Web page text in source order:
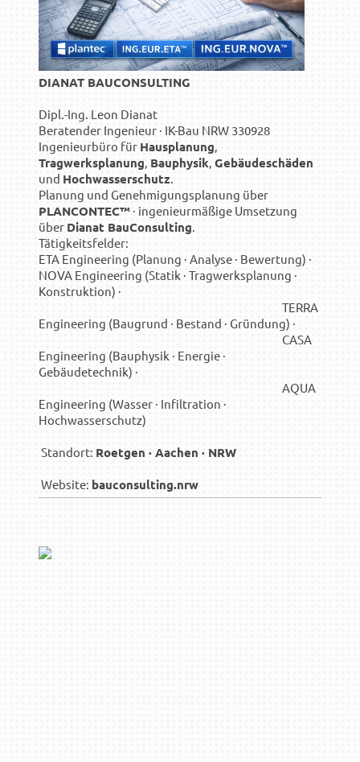
DIANAT BAUCONSULTING
Dipl.-Ing. Leon Dianat
Beratender Ingenieur · IK-Bau NRW 330928
Ingenieurbüro für Hausplanung,
Tragwerksplanung, Bauphysik, Gebäudeschäden
und Hochwasserschutz.
Planung und Genehmigungsplanung über
PLANCONTEC™ · ingenieurmäßige Umsetzung
über Dianat BauConsulting.
Tätigkeitsfelder:
ETA Engineering (Planung · Analyse · Bewertung) ·
NOVA Engineering (Statik · Tragwerksplanung ·
Konstruktion) ·
TERRA
Engineering (Baugrund · Bestand · Gründung) ·
CASA
Engineering (Bauphysik · Energie ·
Gebäudetechnik) ·
AQUA
Engineering (Wasser · Infiltration ·
Hochwasserschutz)
Standort: Roetgen · Aachen · NRW
Website: bauconsulting.nrw